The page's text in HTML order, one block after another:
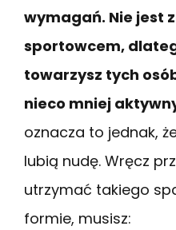
wymagań. Nie jest
sportowcem,
towarzysz tych
nieco mniej
oznacza to jednak,
lubią nudę. Wręcz
utrzymać takiego
formie, musisz: